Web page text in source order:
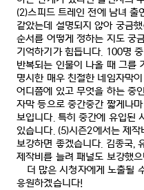
(2)스피드 트레인 전에 남녀 출
같았는데 설명되지 않아 궁금
순서를 어떻게 정하는 지도 궁
기억하기가 힘듭니다. 100명
반복되는 인물이 나올 때 그를
명시한 매우 친절한 네임자막
어디쯤에 있고 무엇을 하는 중
자막 등으로 중간중간 짧게나
보입니다. 특히 중간에 유입된
있습니다. (5)시즌2에서는 제
보강하면 좋겠습니다. 김종국,
제작비를 늘려 패널도 보강했
더 많은 시청자에게 노출될
응원하겠습니다!